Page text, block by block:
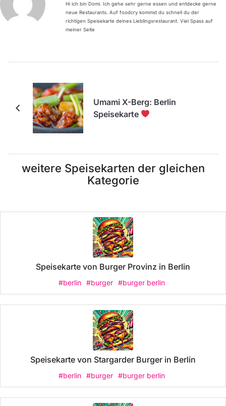
Hi ich bin Domi. Ich gehe sehr gerne essen und entdecke gerne
neue Restaurants. Auf foodcry kommst du schnell du der
richtigen Speisekarte deines Lieblingsrestaurant. Viel Spass auf
meiner Seite
Umami X-Berg: Berlin
Speisekarte
weitere Speisekarten der gleichen
Kategorie
Speisekarte von Burger Provinz in Berlin
#berlin #burger #burger berlin
Speisekarte von Stargarder Burger in Berlin
#berlin #burger #burger berlin